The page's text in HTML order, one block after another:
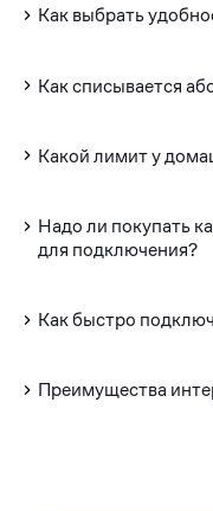
Как выбрать
Как списывается
Какой лимит у
Надо ли покупать
для подключения?
Как быстро
Преимущества